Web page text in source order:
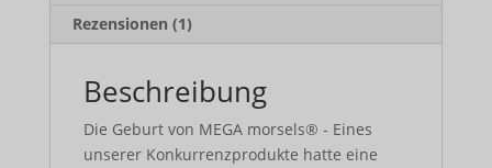
Rezensionen (1)
Beschreibung
Die Geburt von MEGA morsels® - Eines
unserer Konkurrenzprodukte hatte eine